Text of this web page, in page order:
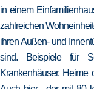
in einem
zahlreichen
ihren Außen- und
sind. Beispiele für
Krankenhäuser, Heime